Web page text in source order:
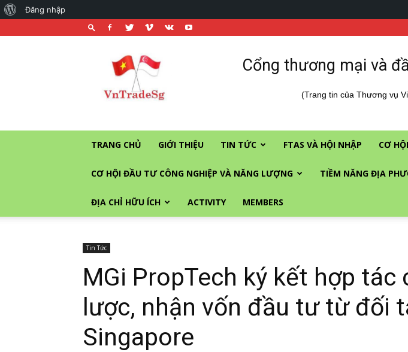
Cổng
thương
và
vào
Singapore
Cổng thương mại và
(Trang tin của Thương vụ
TRANG CHỦ GIỚI THIỆU TIN TỨC FTAS VÀ HỘI NHẬP CƠ
CƠ HỘI ĐẦU TƯ CÔNG NGHIỆP VÀ NĂNG LƯỢNG TIỀM NĂNG ĐỊA
ĐỊA CHỈ HỮU ÍCH ACTIVITY MEMBERS
Tin Tức
MGi PropTech ký kết hợp tác
lược, nhận vốn đầu tư từ đối
Singapore
About
Đăng nhập